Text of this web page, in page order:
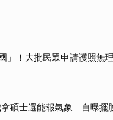
」！大批民眾申請護照無
碩士還能報氣象 自曝擺